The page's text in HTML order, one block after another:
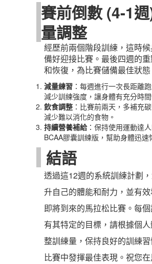
賽前倒數 (4-1
量調整
經歷前兩個階段訓練，這時
備好迎接比賽。最後四週的
和恢復，為比賽儲備最佳狀態
減量練習 ：每週進行一次長距離
減少訓練強度，讓身體有充分時間
飲食調整 ：比賽前兩天，多補充
減少難以消化的食物。
持續營養補給：保持使用運動達
BCAA膠囊訓練版，幫助身體迅速
結語
透過這12週的系統訓練計劃
升自己的體能和耐力，並有
即將到來的馬拉松比賽。每
有其特定的目標，請根據個
整訓練量，保持良好的訓練
比賽中發揮最佳表現。祝您